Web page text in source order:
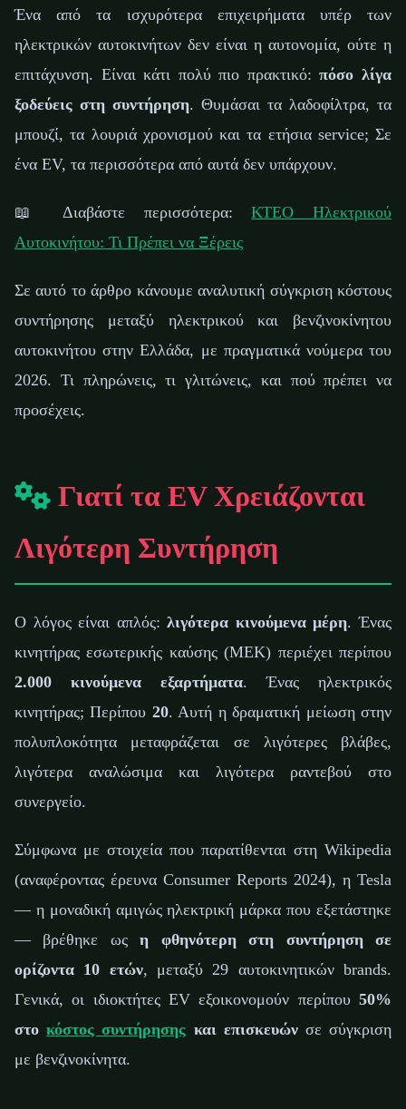
📅 21 Φεβρουαρίου 2026 ⏱️ 8 λεπτά ανάγνωσης✍️ GReverse Team
Ένα από τα ισχυρότερα επιχειρήματα υπέρ των
ηλεκτρικών αυτοκινήτων δεν είναι η αυτονομία, ούτε η
επιτάχυνση. Είναι κάτι πολύ πιο πρακτικό:πόσο λίγα
ξοδεύεις στη συντήρηση. Θυμάσαι τα λαδοφίλτρα, τα
μπουζί, τα λουριά χρονισμού και τα ετήσια service; Σε
ένα EV, τα περισσότερα από αυτά δεν υπάρχουν.
📖 Διαβάστε περισσότερα:ΚΤΕΟ Ηλεκτρικού
Αυτοκινήτου: Τι Πρέπει να Ξέρεις
Σε αυτό το άρθρο κάνουμε αναλυτική σύγκριση κόστους
συντήρησης μεταξύ ηλεκτρικού και βενζινοκίνητου
αυτοκινήτου στην Ελλάδα, με πραγματικά νούμερα του
2026. Τι πληρώνεις, τι γλιτώνεις, και πού πρέπει να
προσέχεις.
Γιατί τα EV Χρειάζονται
Λιγότερη Συντήρηση
Ο λόγος είναι απλός:λιγότερα κινούμενα μέρη. Ένας
κινητήρας εσωτερικής καύσης (ΜΕΚ) περιέχει περίπου
2.000 κινούμενα εξαρτήματα. Ένας ηλεκτρικός
κινητήρας; Περίπου 20. Αυτή η δραματική μείωση στην
πολυπλοκότητα μεταφράζεται σε λιγότερες βλάβες,
λιγότερα αναλώσιμα και λιγότερα ραντεβού στο
συνεργείο.
Σύμφωνα με στοιχεία που παρατίθενται στη Wikipedia
(αναφέροντας έρευνα Consumer Reports 2024), η Tesla
— η μοναδική αμιγώς ηλεκτρική μάρκα που εξετάστηκε
— βρέθηκε ωςη φθηνότερη στη συντήρηση σε
ορίζοντα 10 ετών, μεταξύ 29 αυτοκινητικών brands.
Γενικά, οι ιδιοκτήτες EV εξοικονομούν περίπου 50%
στοκόστος συντήρησης και επισκευώνσε σύγκριση
με βενζινοκίνητα.